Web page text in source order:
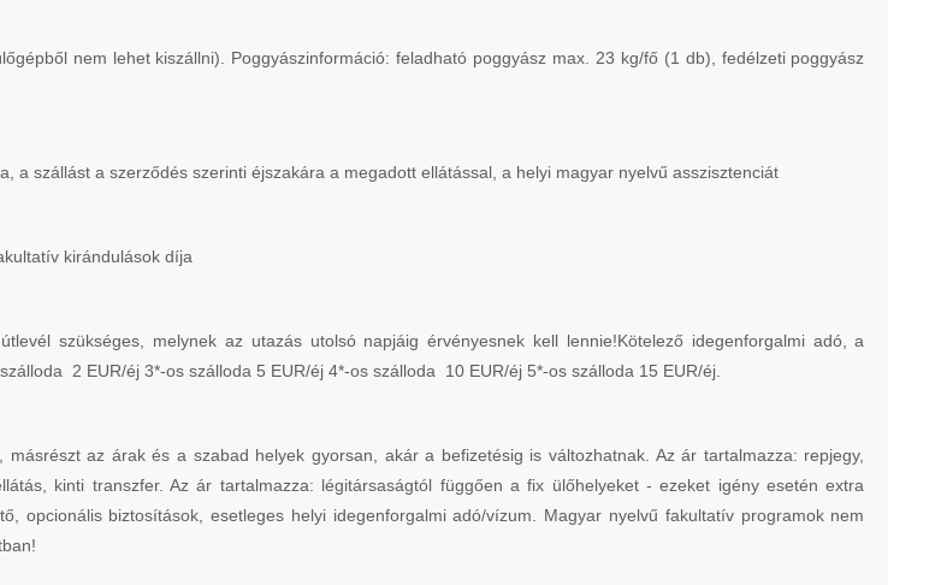
nem lehet kiszállni). Poggyászinformáció: feladható poggyász max. 23 kg/fő (1 db), fedélzeti poggyász
a szállást a szerződés szerinti éjszakára a megadott ellátással, a helyi magyar nyelvű asszisztenciát
kirándulások díja
szükséges, melynek az utazás utolsó napjáig érvényesnek kell lennie!Kötelező idegenforgalmi adó, a
2 EUR/éj 3*-os szálloda 5 EUR/éj 4*-os szálloda 10 EUR/éj 5*-os szálloda 15 EUR/éj.
az árak és a szabad helyek gyorsan, akár a befizetésig is változhatnak. Az ár tartalmazza: repjegy,
kinti transzfer. Az ár tartalmazza: légitársaságtól függően a fix ülőhelyeket - ezeket igény esetén extra
opcionális biztosítások, esetleges helyi idegenforgalmi adó/vízum. Magyar nyelvű fakultatív programok nem